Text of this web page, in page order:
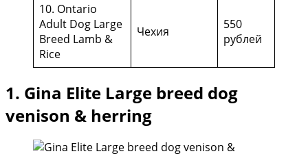
10. Ontario
Adult Dog Large
Breed Lamb &
Rice
Чехия
550
рублей
1. Gina Elite Large breed dog
venison & herring